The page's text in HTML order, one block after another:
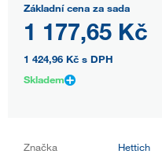
Základní cena za sada
1 177,65 Kč
1 424,96 Kč s DPH
Skladem
Značka
Hettich